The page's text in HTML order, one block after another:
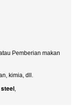
Pemberian makan
kimia, dll.
,